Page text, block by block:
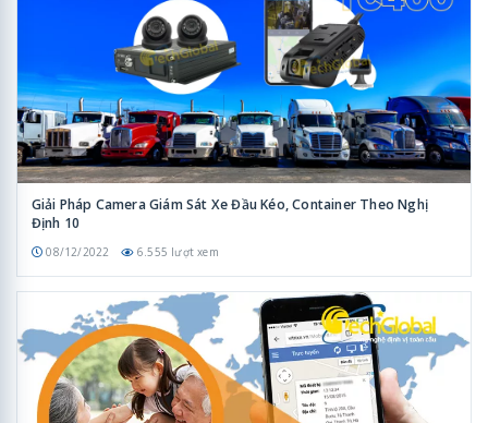
Giải Pháp Camera Giám Sát Xe Đầu Kéo, Container Theo Nghị
Định 10
08/12/2022 6.555 lượt xem